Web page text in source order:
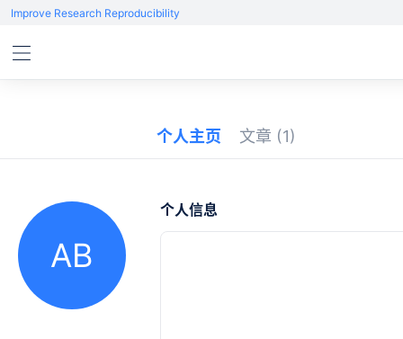
Improve Research Reproducibility
个人主页 文章 (1)
AB
个人信息